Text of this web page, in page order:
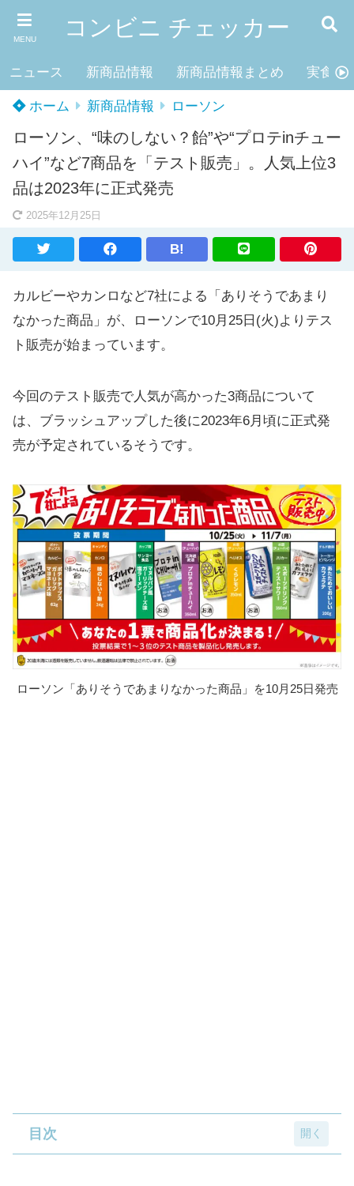
MENU コンビニ チェッカー
ニュース 新商品情報 新商品情報まとめ 実食レ
ホーム 新商品情報 ローソン
ローソン、“味のしない？飴”や“プロテinチュー
ハイ”など7商品を「テスト販売」。人気上位3
品は2023年に正式発売
2025年12月25日
B!
カルビーやカンロなど7社による「ありそうであまり
なかった商品」が、ローソンで10月25日(火)よりテス
ト販売が始まっています。
今回のテスト販売で人気が高かった3商品について
は、ブラッシュアップした後に2023年6月頃に正式発
売が予定されているそうです。
ローソン「ありそうであまりなかった商品」を10月25日発売
目次